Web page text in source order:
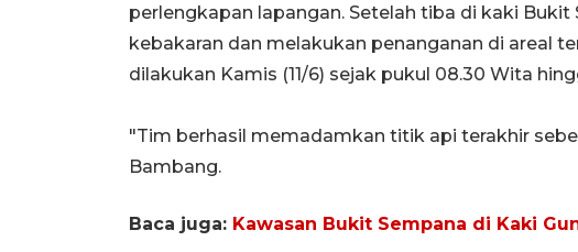
perlengkapan lapangan. Setelah tiba di kaki
kebakaran dan melakukan penanganan di areal
dilakukan Kamis (11/6) sejak pukul 08.30 Wita
"Tim berhasil memadamkan titik api terakhir
Bambang.
Baca juga: Kawasan Bukit Sempana di Kaki